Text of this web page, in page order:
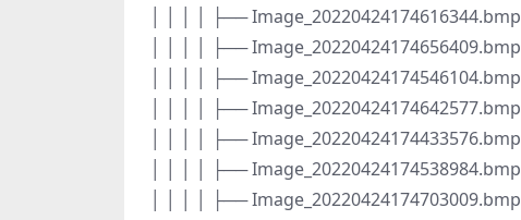
│ │ │ │ ├── Image_20220424174616344.bmp
│ │ │ │ ├── Image_20220424174656409.bmp
│ │ │ │ ├── Image_20220424174546104.bmp
│ │ │ │ ├── Image_20220424174642577.bmp
│ │ │ │ ├── Image_20220424174433576.bmp
│ │ │ │ ├── Image_20220424174538984.bmp
│ │ │ │ ├── Image_20220424174703009.bmp